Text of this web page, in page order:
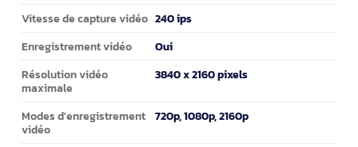
Vitesse de capture vidéo 240 ips
Enregistrement vidéo Oui
Résolution vidéo
maximale
3840 x 2160 pixels
Modes d'enregistrement
vidéo
720p, 1080p, 2160p